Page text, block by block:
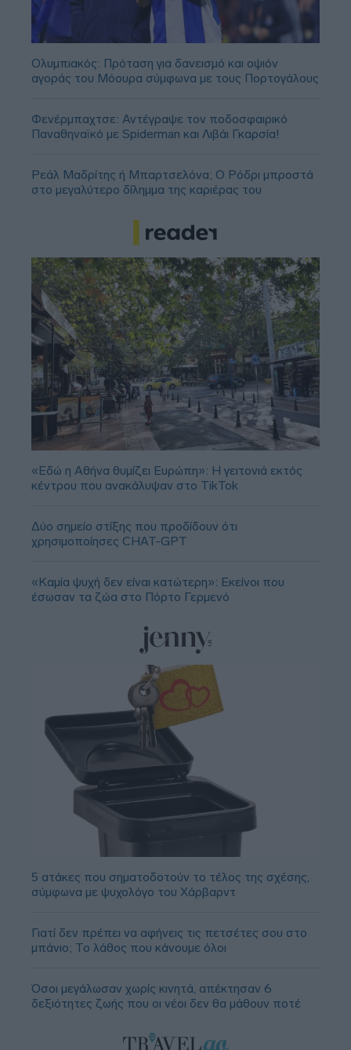
Ολυμπιακός: Πρόταση για δανεισμό και οψιόν
αγοράς του Μόουρα σύμφωνα με τους Πορτογάλους
Φενέρμπαχτσε: Αντέγραψε τον ποδοσφαιρικό
Παναθηναϊκό με Spiderman και Λιβάι Γκαρσία!
Ρεάλ Μαδρίτης ή Μπαρτσελόνα; Ο Ρόδρι μπροστά
στο μεγαλύτερο δίλημμα της καριέρας του
«Εδώ η Αθήνα θυμίζει Ευρώπη»: H γειτονιά εκτός
κέντρου που ανακάλυψαν στο TikTok
Δύο σημείο στίξης που προδίδουν ότι
χρησιμοποίησες CHAT-GPT
«Καμία ψυχή δεν είναι κατώτερη»: Εκείνοι που
έσωσαν τα ζώα στο Πόρτο Γερμενό
5 ατάκες που σηματοδοτούν το τέλος της σχέσης,
σύμφωνα με ψυχολόγο του Χάρβαρντ
Γιατί δεν πρέπει να αφήνεις τις πετσέτες σου στο
μπάνιο; Το λάθος που κάνουμε όλοι
Όσοι μεγάλωσαν χωρίς κινητά, απέκτησαν 6
δεξιότητες ζωής που οι νέοι δεν θα μάθουν ποτέ